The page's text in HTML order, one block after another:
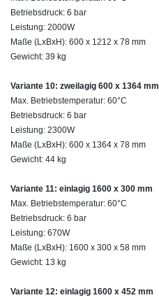
Betriebsdruck: 6 bar
Leistung: 2000W
Maße (LxBxH): 600 x 1212 x 78 mm
Gewicht: 39 kg
Variante 10: zweilagig 600 x 1364 mm
Max. Betriebstemperatur: 60°C
Betriebsdruck: 6 bar
Leistung: 2300W
Maße (LxBxH): 600 x 1364 x 78 mm
Gewicht: 44 kg
Variante 11: einlagig 1600 x 300 mm
Max. Betriebstemperatur: 60°C
Betriebsdruck: 6 bar
Leistung: 670W
Maße (LxBxH): 1600 x 300 x 58 mm
Gewicht: 13 kg
Variante 12: einlagig 1600 x 452 mm